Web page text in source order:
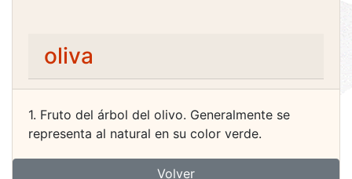
oliva
1. Fruto del árbol del olivo. Generalmente se
representa al natural en su color verde.
Volver